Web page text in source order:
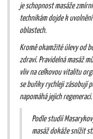
je schopnost masáže
technikám dojde k
oblastech.
Kromě okamžité úlevy od
zdraví. Pravidelná masáž
vliv na celkovou vitalitu
se buňky rychleji zásobují
napomáhá jejich regeneraci.
Podle studií
masáž dokáže snížit